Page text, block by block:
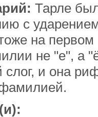
Тарле
с
на
не "е", а
слог, и она